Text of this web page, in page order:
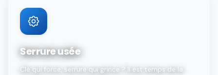
Serrure usée
Clé qui force, serrure qui grince ? Il est temps de la